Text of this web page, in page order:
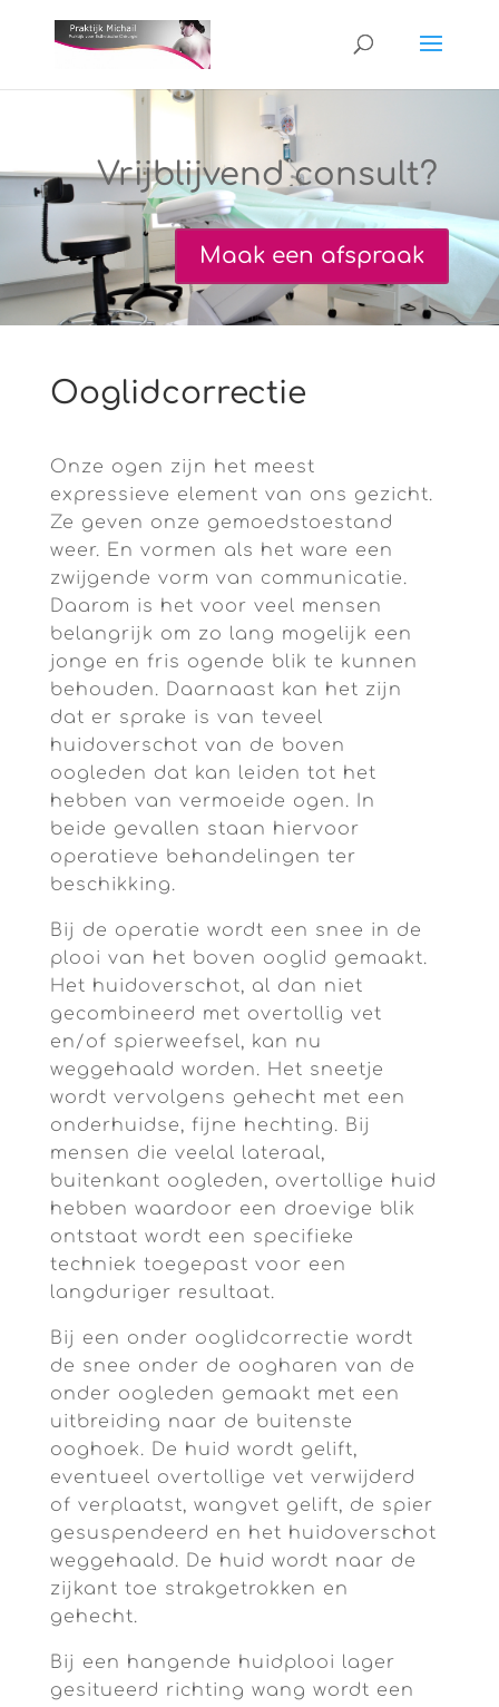
Vrijblijvend consult?
Maak een afspraak
Ooglidcorrectie
Onze ogen zijn het meest
expressieve element van ons gezicht.
Ze geven onze gemoedstoestand
weer. En vormen als het ware een
zwijgende vorm van communicatie.
Daarom is het voor veel mensen
belangrijk om zo lang mogelijk een
jonge en fris ogende blik te kunnen
behouden. Daarnaast kan het zijn
dat er sprake is van teveel
huidoverschot van de boven
oogleden dat kan leiden tot het
hebben van vermoeide ogen. In
beide gevallen staan hiervoor
operatieve behandelingen ter
beschikking.
Bij de operatie wordt een snee in de
plooi van het boven ooglid gemaakt.
Het huidoverschot, al dan niet
gecombineerd met overtollig vet
en/of spierweefsel, kan nu
weggehaald worden. Het sneetje
wordt vervolgens gehecht met een
onderhuidse, fijne hechting. Bij
mensen die veelal lateraal,
buitenkant oogleden, overtollige huid
hebben waardoor een droevige blik
ontstaat wordt een specifieke
techniek toegepast voor een
langduriger resultaat.
Bij een onder ooglidcorrectie wordt
de snee onder de oogharen van de
onder oogleden gemaakt met een
uitbreiding naar de buitenste
ooghoek. De huid wordt gelift,
eventueel overtollige vet verwijderd
of verplaatst, wangvet gelift, de spier
gesuspendeerd en het huidoverschot
weggehaald. De huid wordt naar de
zijkant toe strakgetrokken en
gehecht.
Bij een hangende huidplooi lager
gesitueerd richting wang wordt een